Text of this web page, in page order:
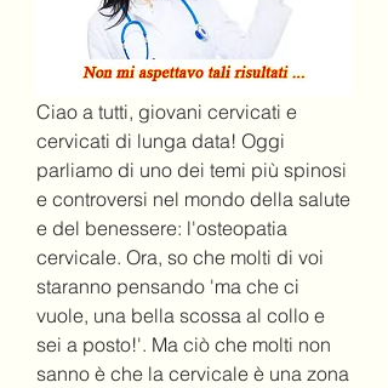
Ciao a tutti, giovani cervicati e
cervicati di lunga data! Oggi
parliamo di uno dei temi più spinosi
e controversi nel mondo della salute
e del benessere: l'osteopatia
cervicale. Ora, so che molti di voi
staranno pensando 'ma che ci
vuole, una bella scossa al collo e
sei a posto!'. Ma ciò che molti non
sanno è che la cervicale è una zona